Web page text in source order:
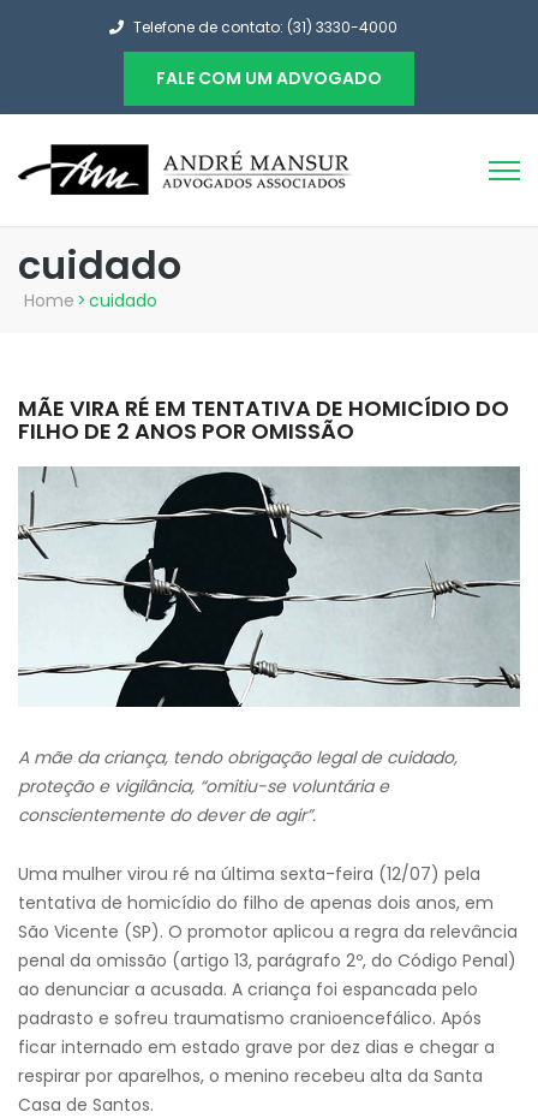
Telefone de contato: (31) 3330-4000
FALE COM UM ADVOGADO
cuidado
Home > cuidado
MÃE VIRA RÉ EM TENTATIVA DE HOMICÍDIO DO
FILHO DE 2 ANOS POR OMISSÃO
A mãe da criança, tendo obrigação legal de cuidado,
proteção e vigilância, “omitiu-se voluntária e
conscientemente do dever de agir”.
Uma mulher virou ré na última sexta-feira (12/07) pela
tentativa de homicídio do filho de apenas dois anos, em
São Vicente (SP). O promotor aplicou a regra da relevância
penal da omissão (artigo 13, parágrafo 2º, do Código Penal)
ao denunciar a acusada. A criança foi espancada pelo
padrasto e sofreu traumatismo cranioencefálico. Após
ficar internado em estado grave por dez dias e chegar a
respirar por aparelhos, o menino recebeu alta da Santa
Casa de Santos.